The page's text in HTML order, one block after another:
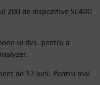
200 de dispozitive SC400
ul dvs. pentru a
de 12 luni. Pentru mai